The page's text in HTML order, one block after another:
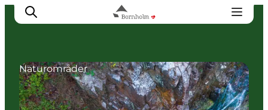
Se & opleve
Naturområder